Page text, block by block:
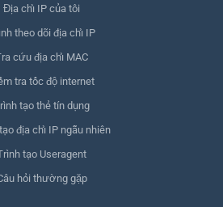
Địa chỉ IP của tôi
theo dõi địa chỉ IP
cứu địa chỉ MAC
tra tốc độ internet
tạo thẻ tín dụng
địa chỉ IP ngẫu nhiên
tạo Useragent
hỏi thường gặp